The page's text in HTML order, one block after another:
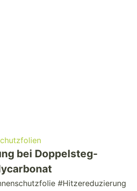
bei Doppelsteg-
#Hitzereduzierung